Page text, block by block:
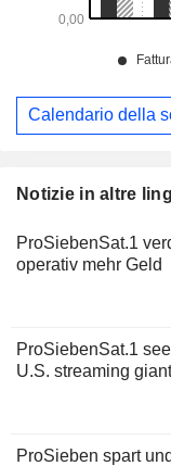
Notizie in altre
ProSiebenSat.1
operativ mehr Geld
ProSiebenSat.1
U.S. streaming
ProSieben spart
Calendario della